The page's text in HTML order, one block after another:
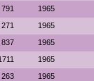
791 1965
271 1965
837 1965
1965
263 1965